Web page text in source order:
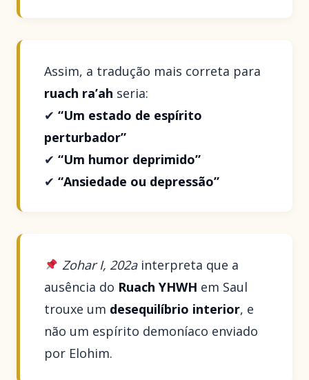
Assim, a tradução mais correta para
ruach ra’ah seria:
✔“Um estado de espírito
perturbador”
✔“Um humor deprimido”
✔“Ansiedade ou depressão”
Zohar I, 202ainterpreta que a
ausência do Ruach YHWH em Saul
trouxe um desequilíbrio interior, e
não um espírito demoníaco enviado
por Elohim.